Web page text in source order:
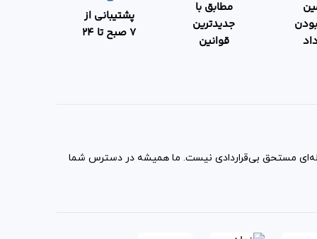
مطابق با
جدیدترین
قوانین
پشتیبانی از
7 صبح تا 24
مستحق بی‌قراردادی نیست. ما همیشه در دسترس شما